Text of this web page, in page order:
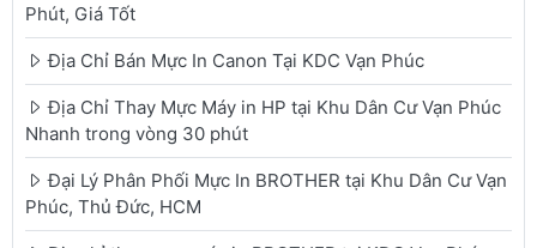
Phút, Giá Tốt
Địa Chỉ Bán Mực In Canon Tại KDC Vạn Phúc
Địa Chỉ Thay Mực Máy in HP tại Khu Dân Cư Vạn Phúc
Nhanh trong vòng 30 phút
Đại Lý Phân Phối Mực In BROTHER tại Khu Dân Cư Vạn
Phúc, Thủ Đức, HCM